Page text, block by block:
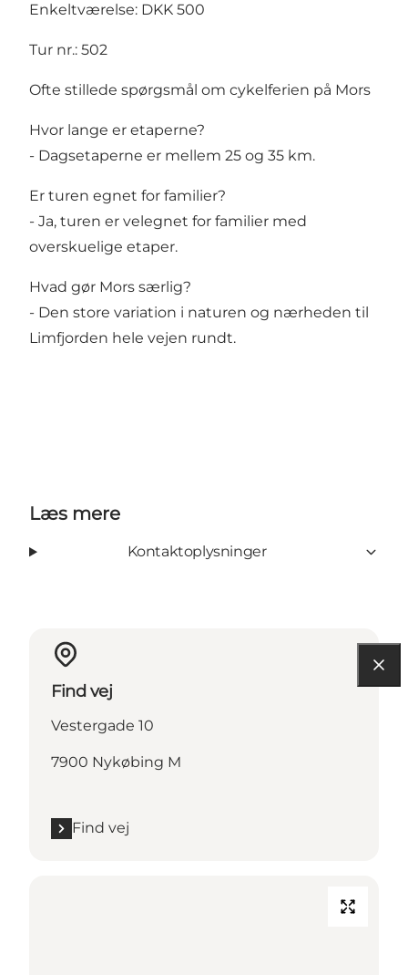
Enkeltværelse: DKK 500
Tur nr.: 502
Ofte stillede spørgsmål om cykelferien på Mors
Hvor lange er etaperne?
- Dagsetaperne er mellem 25 og 35 km.
Er turen egnet for familier?
- Ja, turen er velegnet for familier med
overskuelige etaper.
Hvad gør Mors særlig?
- Den store variation i naturen og nærheden til
Limfjorden hele vejen rundt.
Læs mere
Kontaktoplysninger
Find vej
Vestergade 10
7900 Nykøbing M
Find vej